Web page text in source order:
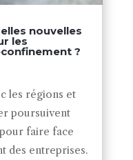
nouvelles
les
?
les régions et
poursuivent
faire face
des entreprises.